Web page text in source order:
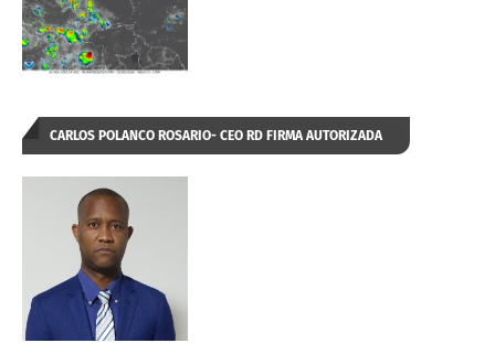
CARLOS POLANCO ROSARIO- CEO RD FIRMA AUTORIZADA